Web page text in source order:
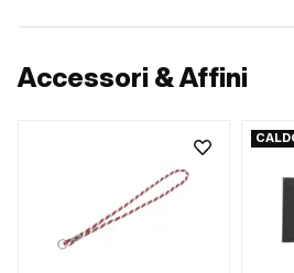
Accessori & Affini